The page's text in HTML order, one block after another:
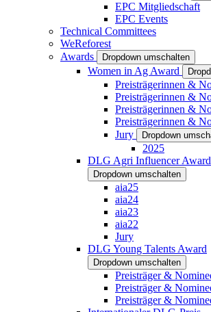
EPC Mitgliedschaft
EPC Events
Technical Committees
WeReforest
Awards
Dropdown umschalten
Women in Ag Award
Preisträgerinnen &
Preisträgerinnen &
Preisträgerinnen &
Preisträgerinnen &
Jury
Dropdown
2025
DLG Agri Influencer Award
Dropdown umschalten
aia25
aia24
aia23
aia22
Jury
DLG Young Talents Award
Dropdown umschalten
Preisträger &
Preisträger &
Preisträger &